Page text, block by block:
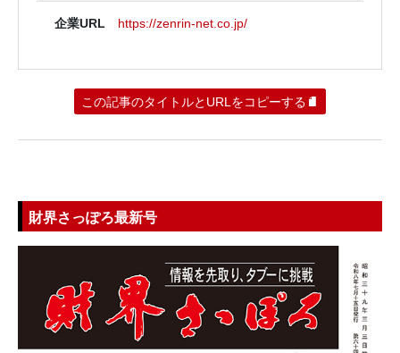
企業URL https://zenrin-net.co.jp/
この記事のタイトルとURLをコピーする
財界さっぽろ最新号